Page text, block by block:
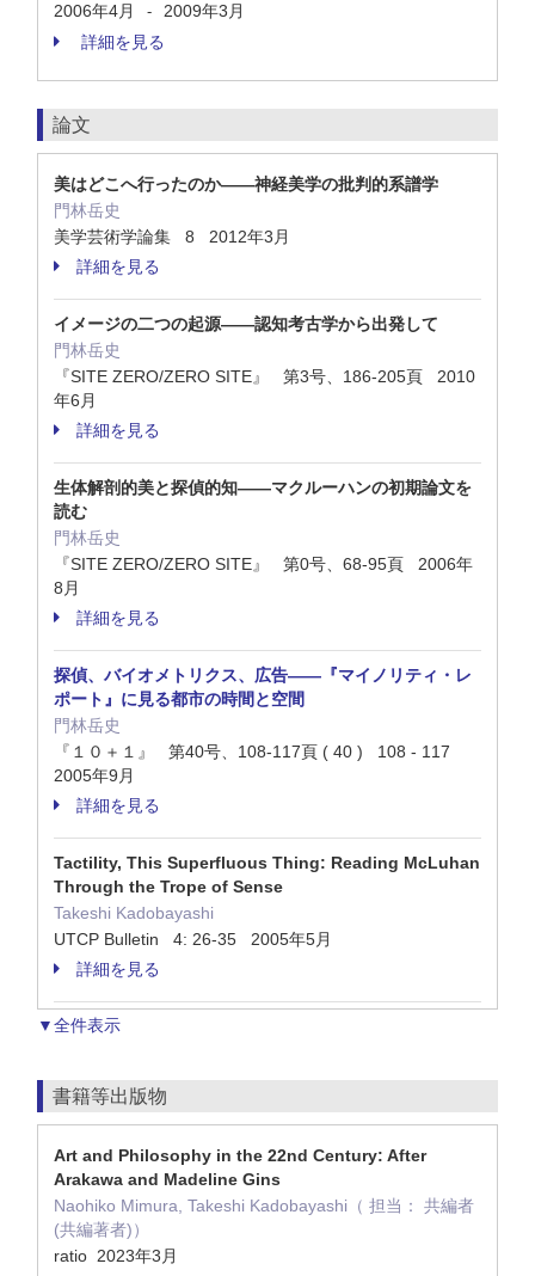
2006年4月
-
2009年3月
詳細を見る
論文
美はどこへ行ったのか——神経美学の批判的系譜学
門林岳史
美学芸術学論集 8 2012年3月
詳細を見る
イメージの二つの起源——認知考古学から出発して
門林岳史
『SITE ZERO/ZERO SITE』 第3号、186-205頁 2010
年6月
詳細を見る
生体解剖的美と探偵的知——マクルーハンの初期論文を
読む
門林岳史
『SITE ZERO/ZERO SITE』 第0号、68-95頁 2006年
8月
詳細を見る
探偵、バイオメトリクス、広告——『マイノリティ・レ
ポート』に見る都市の時間と空間
門林岳史
『１０＋１』 第40号、108-117頁 ( 40 ) 108 - 117
2005年9月
詳細を見る
Tactility, This Superfluous Thing: Reading McLuhan
Through the Trope of Sense
Takeshi Kadobayashi
UTCP Bulletin 4: 26-35 2005年5月
詳細を見る
▼全件表示
書籍等出版物
Art and Philosophy in the 22nd Century: After
Arakawa and Madeline Gins
Naohiko Mimura, Takeshi Kadobayashi（ 担当： 共編者
(共編著者)）
ratio 2023年3月